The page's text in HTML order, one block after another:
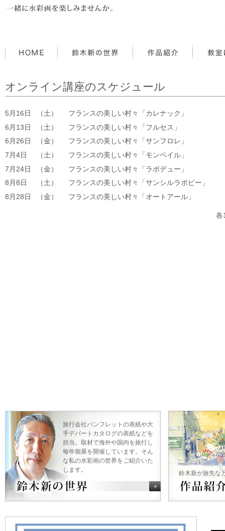
オンライン講座のスケジュール
5月16日 （土）
フランスの美しい村々「カレナック」
6月13日
（土）
フランスの美しい村々「フルセス」
6月26日
（金）
フランスの美しい村々「サンフロレ」
7月4日
（土）
フランスの美しい村々「モンペイル」
7月24日
（金）
フランスの美しい村々「ラボデュー」
8月8日
（土）
フランスの美しい村々「サンシルラポピー」
8月28日
（金） フランスの美しい村々「オートアール」
各
旅行会社パンフレットの表紙や大
手デパートカタログの表紙などを
担当。取材で海外や国内を旅行し
毎年個展を開催しています。そん
な私の水彩画の世界をご紹介いた
します。
鈴木新が旅先な